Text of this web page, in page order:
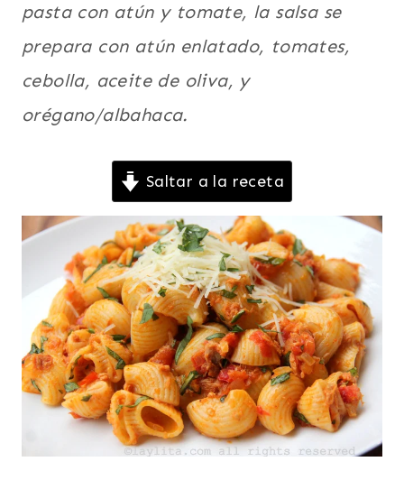
NIÑOS
PASTAS
PRINCIPAL
CUARESMA
SUDAMERICA
TOMATE
pasta con atún y tomate, la salsa se
prepara con atún enlatado, tomates,
cebolla, aceite de oliva, y
orégano/albahaca.
Saltar a la receta